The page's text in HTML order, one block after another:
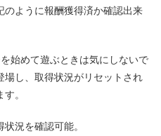
のように報酬獲得済か確認出来
始めて遊ぶときは気にしないで
場し、取得状況がリセットされ
。
況を確認可能。